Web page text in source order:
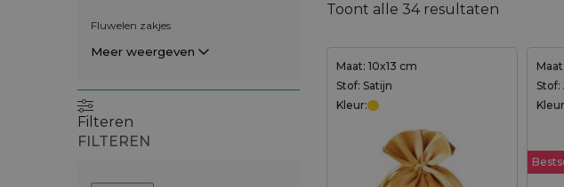
Toont alle 34 resultaten
Maat: 10x13 cm
Stof: Satijn
Kleur:
Stof:
Fluwelen zakjes
Meer weergeven
Filteren
FILTEREN